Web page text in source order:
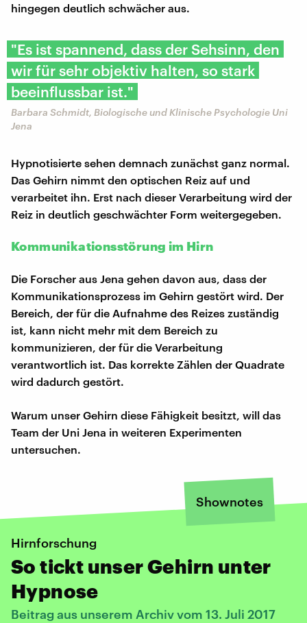
hingegen deutlich schwächer aus.
"Es ist spannend, dass der Sehsinn, den
wir für sehr objektiv halten, so stark
beeinflussbar ist."
Barbara Schmidt, Biologische und Klinische Psychologie Uni
Jena
Hypnotisierte sehen demnach zunächst ganz normal.
Das Gehirn nimmt den optischen Reiz auf und
verarbeitet ihn. Erst nach dieser Verarbeitung wird der
Reiz in deutlich geschwächter Form weitergegeben.
Kommunikationsstörung im Hirn
Die Forscher aus Jena gehen davon aus, dass der
Kommunikationsprozess im Gehirn gestört wird. Der
Bereich, der für die Aufnahme des Reizes zuständig
ist, kann nicht mehr mit dem Bereich zu
kommunizieren, der für die Verarbeitung
verantwortlich ist. Das korrekte Zählen der Quadrate
wird dadurch gestört.
Warum unser Gehirn diese Fähigkeit besitzt, will das
Team der Uni Jena in weiteren Experimenten
untersuchen.
Shownotes
Hirnforschung
So tickt unser Gehirn unter
Hypnose
Beitrag aus unserem Archiv vom 13. Juli 2017